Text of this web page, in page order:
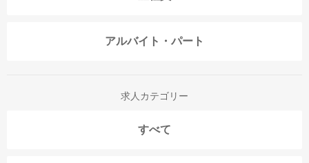
アルバイト・パート
求人カテゴリー
すべて